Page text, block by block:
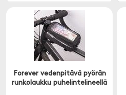
Forever vedenpitävä pyörän
runkolaukku puhelintelineellä